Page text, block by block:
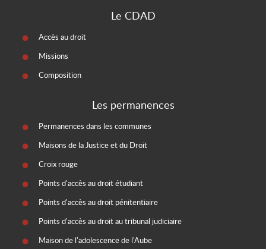
Le CDAD
Accès au droit
Missions
Composition
Les permanences
Permanences dans les communes
Maisons de la Justice et du Droit
Croix rouge
Points d'accès au droit étudiant
Points d'accès au droit pénitentiaire
Points d'accès au droit au tribunal judiciaire
Maison de l'adolescence de l'Aube